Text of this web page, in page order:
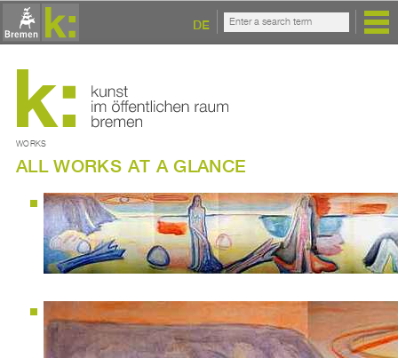
DE
WORKS
ALL WORKS AT A GLANCE